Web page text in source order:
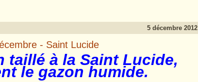
5 décembre 2012
- Saint Lucide
taillé à la Saint Lucide,
le gazon humide.